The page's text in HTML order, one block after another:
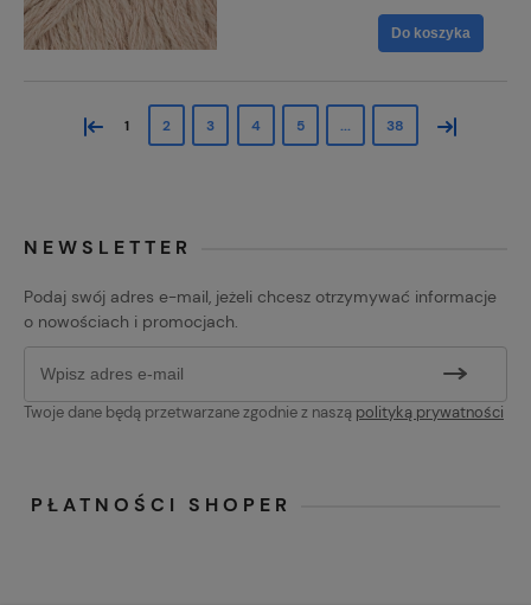
Do koszyka
« 1 2 3 4 5 ... 38 »
NEWSLETTER
Podaj swój adres e-mail, jeżeli chcesz otrzymywać informacje
o nowościach i promocjach.
Twoje dane będą przetwarzane zgodnie z naszą polityką prywatności
PŁATNOŚCI SHOPER